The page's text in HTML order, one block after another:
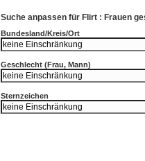
Suche anpassen für Flirt : Frauen
Bundesland/Kreis/Ort
Geschlecht (Frau, Mann)
Sternzeichen